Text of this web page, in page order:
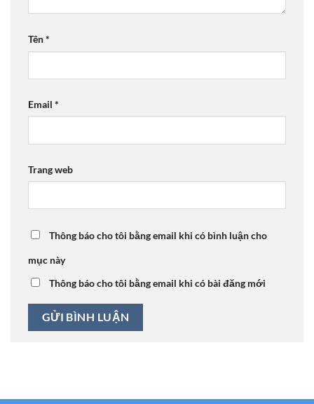
Tên*
Email *
Trang web
Thông báo cho tôi bằng email khi có bình luận cho
mục này
Thông báo cho tôi bằng email khi có bài đăng mới